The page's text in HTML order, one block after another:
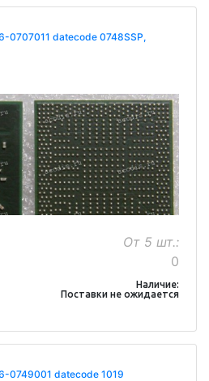
0707011 datecode 0748SSP,
От 5 шт.:
0
Наличие:
Поставки не ожидается
0749001 datecode 1019